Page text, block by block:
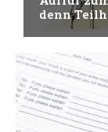
denn